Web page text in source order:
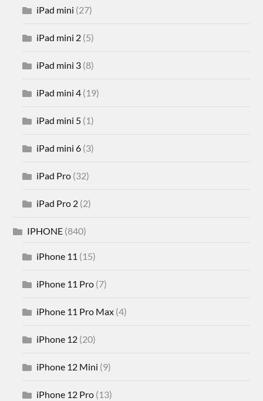
iPad mini (27)
iPad mini 2 (5)
iPad mini 3 (8)
iPad mini 4 (19)
iPad mini 5 (1)
iPad mini 6 (3)
iPad Pro (32)
iPad Pro 2 (2)
IPHONE (840)
iPhone 11 (15)
iPhone 11 Pro (7)
iPhone 11 Pro Max (4)
iPhone 12 (20)
iPhone 12 Mini (9)
iPhone 12 Pro (13)